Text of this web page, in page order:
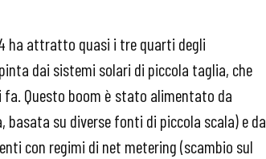
ha attratto quasi i tre quarti degli
dai sistemi solari di piccola taglia, che
Questo boom è stato alimentato da
basata su diverse fonti di piccola scala) e da
con regimi di net metering (scambio sul